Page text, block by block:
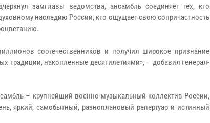
замглавы ведомства, ансамбль соединяет тех, кто
наследию России, кто ощущает свою сопричастность
соотечественников и получил широкое признание
традиции, накопленные десятилетиями», – добавил генерал-
– крупнейший военно-музыкальный коллектив России,
яркий, самобытный, разноплановый репертуар и истинный